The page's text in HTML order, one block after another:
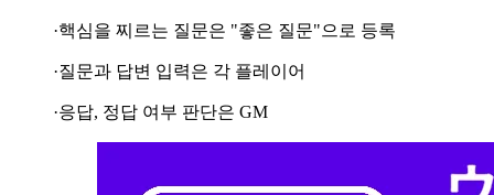
·핵심을 찌르는 질문은 "좋은 질문"으로 등록
·질문과 답변 입력은 각 플레이어
·응답, 정답 여부 판단은 GM